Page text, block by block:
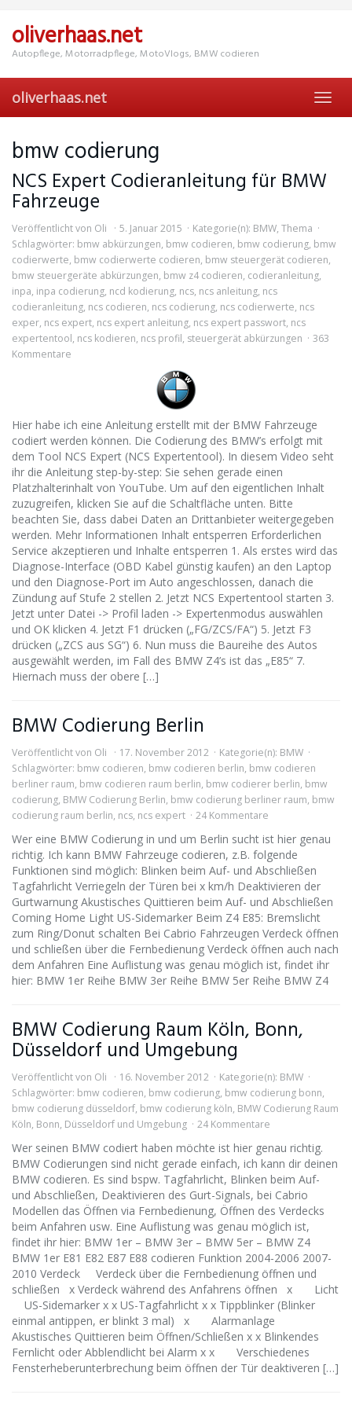
main
content
oliverhaas.net
Autopflege, Motorradpflege, MotoVlogs, BMW codieren
oliverhaas.net
bmw codierung
NCS Expert Codieranleitung für BMW
Fahrzeuge
Veröffentlicht von Oli 5. Januar 2015 Kategorie(n): BMW, Thema
Schlagwörter: bmw abkürzungen, bmw codieren, bmw codierung, bmw
codierwerte, bmw codierwerte codieren, bmw steuergerät codieren,
bmw steuergeräte abkürzungen, bmw z4 codieren, codieranleitung,
inpa, inpa codierung, ncd kodierung, ncs, ncs anleitung, ncs
codieranleitung, ncs codieren, ncs codierung, ncs codierwerte, ncs
exper, ncs expert, ncs expert anleitung, ncs expert passwort, ncs
expertentool, ncs kodieren, ncs profil, steuergerät abkürzungen
363
Kommentare
Hier habe ich eine Anleitung erstellt mit der BMW Fahrzeuge
codiert werden können. Die Codierung des BMW’s erfolgt mit
dem Tool NCS Expert (NCS Expertentool). In diesem Video seht
ihr die Anleitung step-by-step: Sie sehen gerade einen
Platzhalterinhalt von YouTube. Um auf den eigentlichen Inhalt
zuzugreifen, klicken Sie auf die Schaltfläche unten. Bitte
beachten Sie, dass dabei Daten an Drittanbieter weitergegeben
werden. Mehr Informationen Inhalt entsperren Erforderlichen
Service akzeptieren und Inhalte entsperren 1. Als erstes wird das
Diagnose-Interface (OBD Kabel günstig kaufen) an den Laptop
und den Diagnose-Port im Auto angeschlossen, danach die
Zündung auf Stufe 2 stellen 2. Jetzt NCS Expertentool starten 3.
Jetzt unter Datei -> Profil laden -> Expertenmodus auswählen
und OK klicken 4. Jetzt F1 drücken („FG/ZCS/FA“) 5. Jetzt F3
drücken („ZCS aus SG“) 6. Nun muss die Baureihe des Autos
ausgewählt werden, im Fall des BMW Z4’s ist das „E85“ 7.
Hiernach muss der obere […]
BMW Codierung Berlin
Veröffentlicht von Oli 17. November 2012 Kategorie(n): BMW
Schlagwörter: bmw codieren, bmw codieren berlin, bmw codieren
berliner raum, bmw codieren raum berlin, bmw codierer berlin, bmw
codierung, BMW Codierung Berlin, bmw codierung berliner raum, bmw
codierung raum berlin, ncs, ncs expert 24 Kommentare
Wer eine BMW Codierung in und um Berlin sucht ist hier genau
richtig. Ich kann BMW Fahrzeuge codieren, z.B. folgende
Funktionen sind möglich: Blinken beim Auf- und Abschließen
Tagfahrlicht Verriegeln der Türen bei x km/h Deaktivieren der
Gurtwarnung Akustisches Quittieren beim Auf- und Abschließen
Coming Home Light US-Sidemarker Beim Z4 E85: Bremslicht
zum Ring/Donut schalten Bei Cabrio Fahrzeugen Verdeck öffnen
und schließen über die Fernbedienung Verdeck öffnen auch nach
dem Anfahren Eine Auflistung was genau möglich ist, findet ihr
hier: BMW 1er Reihe BMW 3er Reihe BMW 5er Reihe BMW Z4
BMW Codierung Raum Köln, Bonn,
Düsseldorf und Umgebung
Veröffentlicht von Oli 16. November 2012 Kategorie(n): BMW
Schlagwörter: bmw codieren, bmw codierung, bmw codierung bonn,
bmw codierung düsseldorf, bmw codierung köln, BMW Codierung Raum
Köln, Bonn, Düsseldorf und Umgebung 24 Kommentare
Wer seinen BMW codiert haben möchte ist hier genau richtig.
BMW Codierungen sind nicht gerade einfach, ich kann dir deinen
BMW codieren. Es sind bspw. Tagfahrlicht, Blinken beim Auf-
und Abschließen, Deaktivieren des Gurt-Signals, bei Cabrio
Modellen das Öffnen via Fernbedienung, Öffnen des Verdecks
beim Anfahren usw. Eine Auflistung was genau möglich ist,
findet ihr hier: BMW 1er – BMW 3er – BMW 5er – BMW Z4
BMW 1er E81 E82 E87 E88 codieren Funktion 2004-2006 2007-
2010 Verdeck Verdeck über die Fernbedienung öffnen und
schließen x Verdeck während des Anfahrens öffnen x Licht
US-Sidemarker x x US-Tagfahrlicht x x Tippblinker (Blinker
einmal antippen, er blinkt 3 mal) x Alarmanlage
Akustisches Quittieren beim Öffnen/Schließen x x Blinkendes
Fernlicht oder Abblendlicht bei Alarm x x Verschiedenes
Fensterheberunterbrechung beim öffnen der Tür deaktiveren […]